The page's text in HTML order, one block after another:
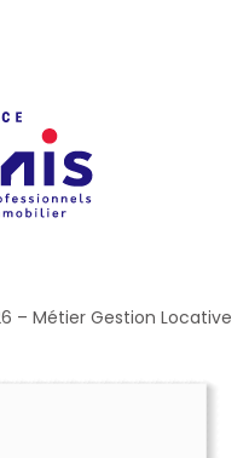
– Métier Gestion Locative